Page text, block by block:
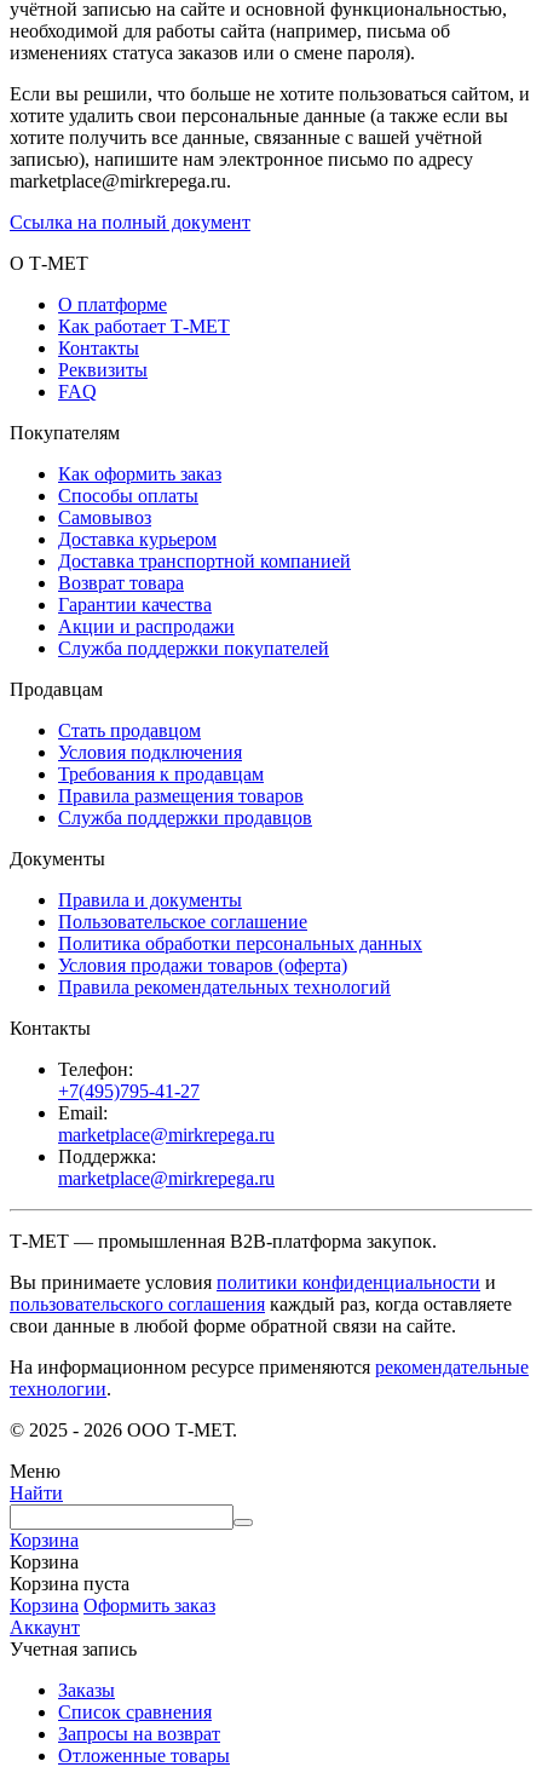
учётной записью на сайте и основной функциональностью,
необходимой для работы сайта (например, письма об
изменениях статуса заказов или о смене пароля).
Если вы решили, что больше не хотите пользоваться сайтом, и
хотите удалить свои персональные данные (а также если вы
хотите получить все данные, связанные с вашей учётной
записью), напишите нам электронное письмо по адресу
marketplace@mirkrepega.ru.
Ссылка на полный документ
О Т-МЕТ
О платформе
Как работает Т-МЕТ
Контакты
Реквизиты
FAQ
Покупателям
Как оформить заказ
Способы оплаты
Самовывоз
Доставка курьером
Доставка транспортной компанией
Возврат товара
Гарантии качества
Акции и распродажи
Служба поддержки покупателей
Продавцам
Стать продавцом
Условия подключения
Требования к продавцам
Правила размещения товаров
Служба поддержки продавцов
Документы
Правила и документы
Пользовательское соглашение
Политика обработки персональных данных
Условия продажи товаров (оферта)
Правила рекомендательных технологий
Контакты
Телефон:
+7(495)795-41-27
Email:
marketplace@mirkrepega.ru
Поддержка:
marketplace@mirkrepega.ru
Т-МЕТ — промышленная B2B-платформа закупок.
Вы принимаете условия политики конфиденциальности и
пользовательского соглашения каждый раз, когда оставляете
свои данные в любой форме обратной связи на сайте.
На информационном ресурсе применяются рекомендательные
технологии.
© 2025 - 2026 ООО Т-МЕТ.
Меню
Найти
Корзина
Корзина
Корзина пуста
Корзина Оформить заказ
Аккаунт
Учетная запись
Заказы
Список сравнения
Запросы на возврат
Отложенные товары